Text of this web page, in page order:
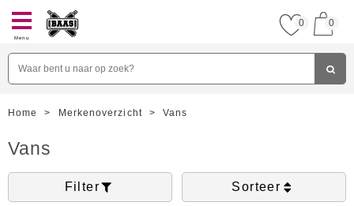
Menu
0 0
Home > Merkenoverzicht > Vans
Vans
Filter Sorteer